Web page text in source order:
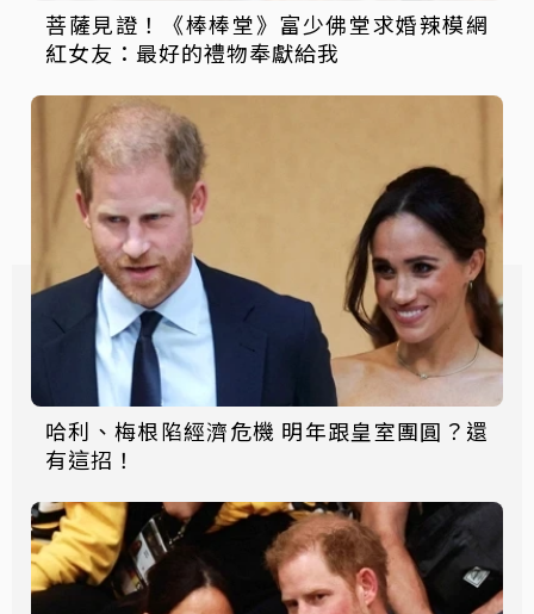
菩薩見證！《棒棒堂》富少佛堂求婚辣模網
紅女友：最好的禮物奉獻給我
哈利、梅根陷經濟危機 明年跟皇室團圓？還
有這招！